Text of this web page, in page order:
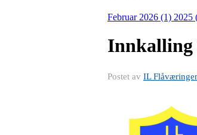
Februar 2026 (1) 2025
Postet av IL